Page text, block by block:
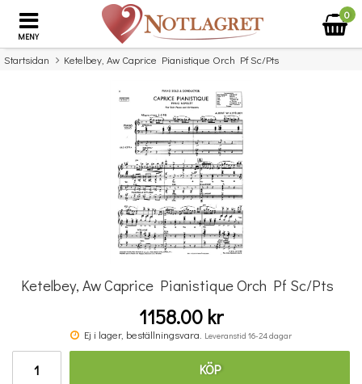
MENY
0
Startsidan Ketelbey, Aw Caprice Pianistique Orch Pf Sc/Pts
Missa inte detta...
Solfeggietto
Ketelbey, Aw Caprice Pianistique Orch Pf Sc/Pts
1158.00 kr
Ej i lager, beställningsvara. Leveranstid 16-24 dagar
KÖP